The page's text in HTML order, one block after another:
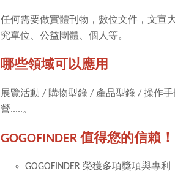
任何需要做實體刊物，數位文件，文宣
究單位、公益團體、個人等。
哪些領域可以應用
展覽活動 / 購物型錄 / 產品型錄 / 操作手
營.....。
GOGOFINDER 值得您的信賴！
GOGOFINDER 榮獲多項獎項與專利